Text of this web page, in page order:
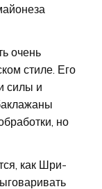
очень
стиле. Его
силы и
но
как Шри-